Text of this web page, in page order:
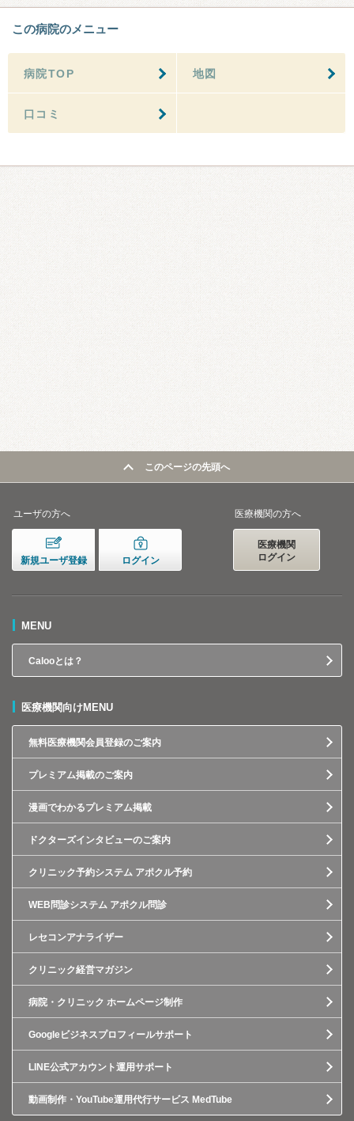
この病院のメニュー
病院TOP 地図
口コミ
このページの先頭へ
ユーザの方へ
新規ユーザ登録 ログイン
医療機関の方へ
医療機関
ログイン
MENU
Calooとは？
医療機関向けMENU
無料医療機関会員登録のご案内
プレミアム掲載のご案内
漫画でわかるプレミアム掲載
ドクターズインタビューのご案内
クリニック予約システム アポクル予約
WEB問診システム アポクル問診
レセコンアナライザー
クリニック経営マガジン
病院・クリニック ホームページ制作
Googleビジネスプロフィールサポート
LINE公式アカウント運用サポート
動画制作・YouTube運用代行サービス MedTube